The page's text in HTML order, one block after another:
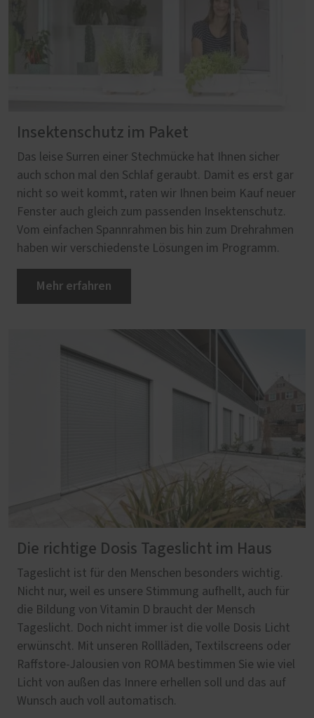
Insektenschutz im Paket
Das leise Surren einer Stechmücke hat Ihnen sicher
auch schon mal den Schlaf geraubt. Damit es erst gar
nicht so weit kommt, raten wir Ihnen beim Kauf neuer
Fenster auch gleich zum passenden Insektenschutz.
Vom einfachen Spannrahmen bis hin zum Drehrahmen
haben wir verschiedenste Lösungen im Programm.
Mehr erfahren
Die richtige Dosis Tageslicht im Haus
Tageslicht ist für den Menschen besonders wichtig.
Nicht nur, weil es unsere Stimmung aufhellt, auch für
die Bildung von Vitamin D braucht der Mensch
Tageslicht. Doch nicht immer ist die volle Dosis Licht
erwünscht. Mit unseren Rollläden, Textilscreens oder
Raffstore-Jalousien von ROMA bestimmen Sie wie viel
Licht von außen das Innere erhellen soll und das auf
Wunsch auch voll automatisch.